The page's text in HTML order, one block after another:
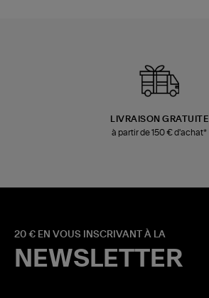
LIVRAISON GRATUITE
à partir de 150 € d'achat*
20 € EN VOUS INSCRIVANT À LA
NEWSLETTER